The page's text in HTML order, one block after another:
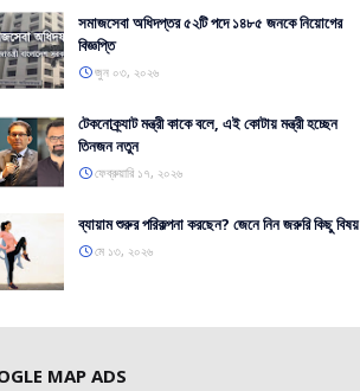
সমাজসেবা অধিদপ্তর ৫২টি পদে ১৪৮৫ জনকে নিয়োগের
বিজ্ঞপ্তি
জুন ০৩, ২০২৬
টেকনোক্র্যাট মন্ত্রী কাকে বলে, এই কোটায় মন্ত্রী হচ্ছেন
তিনজন নতুন
ফেব্রুয়ারি ১৭, ২০২৬
ব্যায়াম শুরুর পরিকল্পনা করছেন? জেনে নিন জরুরি কিছু বিষয়
মে ১৩, ২০২৬
MAP ADS